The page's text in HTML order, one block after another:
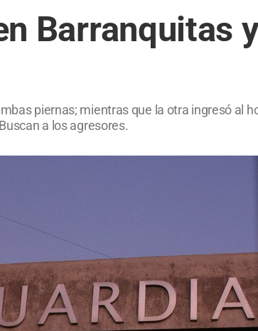
Barranquitas
piernas; mientras que la otra ingresó al
a los agresores.